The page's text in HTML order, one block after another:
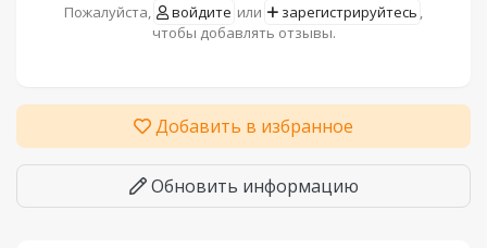
Пожалуйста, войдите или зарегистрируйтесь ,
чтобы добавлять отзывы.
Добавить в избранное
Обновить информацию